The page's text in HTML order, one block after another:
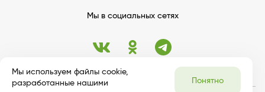
Мы в социальных сетях
Мы используем файлы cookie,
разработанные нашими
Понятно